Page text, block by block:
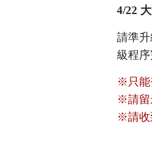
4/22
請準
級程
※只能
※請留
※請收